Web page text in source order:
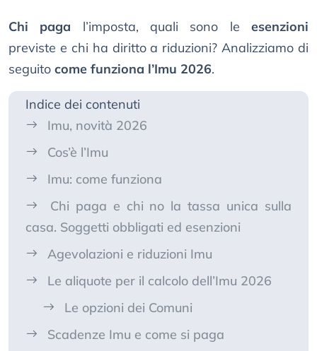
Chi paga l’imposta, quali sono leesenzioni
previste e chi ha diritto a riduzioni? Analizziamo di
seguito come funziona l’Imu 2026.
Indice dei contenuti
Imu, novità 2026
Cos’è l’Imu
Imu: come funziona
Chi paga e chi no la tassa unica sulla
casa. Soggetti obbligati ed esenzioni
Agevolazioni e riduzioni Imu
Le aliquote per il calcolo dell’Imu 2026
Le opzioni dei Comuni
Scadenze Imu e come si paga